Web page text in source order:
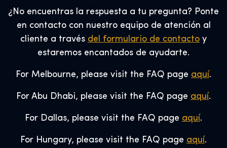
¿No encuentras la respuesta a tu pregunta? Ponte
en contacto con nuestro equipo de atención al
cliente a través del formulario de contacto y
estaremos encantados de ayudarte.
For Melbourne, please visit the FAQ page aquí.
For Abu Dhabi, please visit the FAQ page aquí.
For Dallas, please visit the FAQ page aquí.
For Hungary, please visit the FAQ page aquí.